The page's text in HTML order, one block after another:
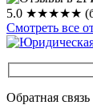
5.0 ★★★★★
Смотреть все
Обратная связь